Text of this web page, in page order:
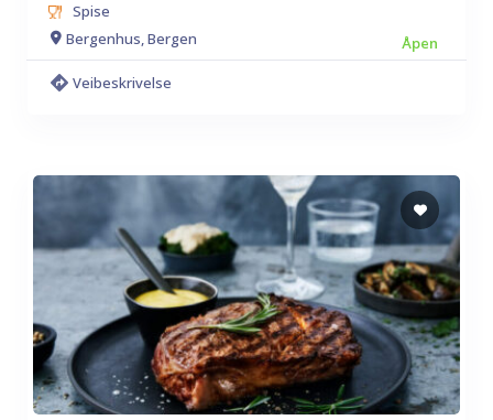
Spise
Bergenhus, Bergen
Åpen
Veibeskrivelse